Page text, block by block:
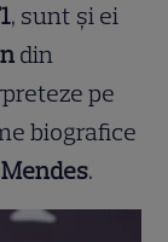
, sunt și ei
din
pe
biografice
.